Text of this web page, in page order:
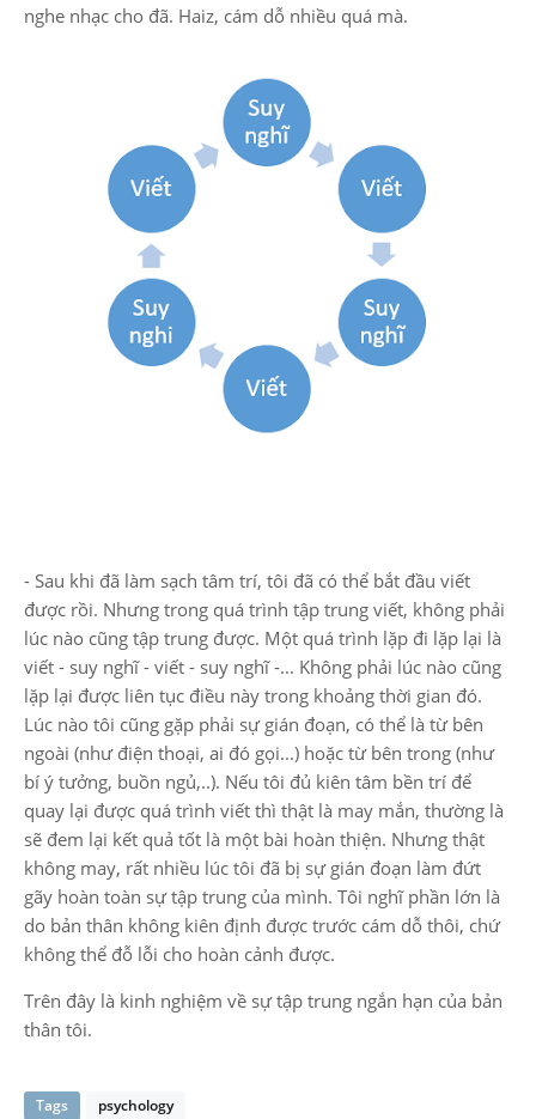
nghe nhạc cho đã. Haiz, cám dỗ nhiều quá mà.
- Sau khi đã làm sạch tâm trí, tôi đã có thể bắt đầu viết
được rồi. Nhưng trong quá trình tập trung viết, không phải
lúc nào cũng tập trung được. Một quá trình lặp đi lặp lại là
viết - suy nghĩ - viết - suy nghĩ -... Không phải lúc nào cũng
lặp lại được liên tục điều này trong khoảng thời gian đó.
Lúc nào tôi cũng gặp phải sự gián đoạn, có thể là từ bên
ngoài (như điện thoại, ai đó gọi...) hoặc từ bên trong (như
bí ý tưởng, buồn ngủ,..). Nếu tôi đủ kiên tâm bền trí để
quay lại được quá trình viết thì thật là may mắn, thường là
sẽ đem lại kết quả tốt là một bài hoàn thiện. Nhưng thật
không may, rất nhiều lúc tôi đã bị sự gián đoạn làm đứt
gãy hoàn toàn sự tập trung của mình. Tôi nghĩ phần lớn là
do bản thân không kiên định được trước cám dỗ thôi, chứ
không thể đỗ lỗi cho hoàn cảnh được.
Trên đây là kinh nghiệm về sự tập trung ngắn hạn của bản
thân tôi.
Tags psychology